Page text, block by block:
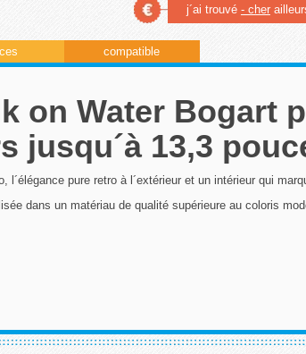
j´ai trouvé - cher
compatible
on Water Bogart
jusqu´à 13,3
l´élégance pure retro à l´extérieur et un intérieur qui
dans un matériau de qualité supérieure au coloris